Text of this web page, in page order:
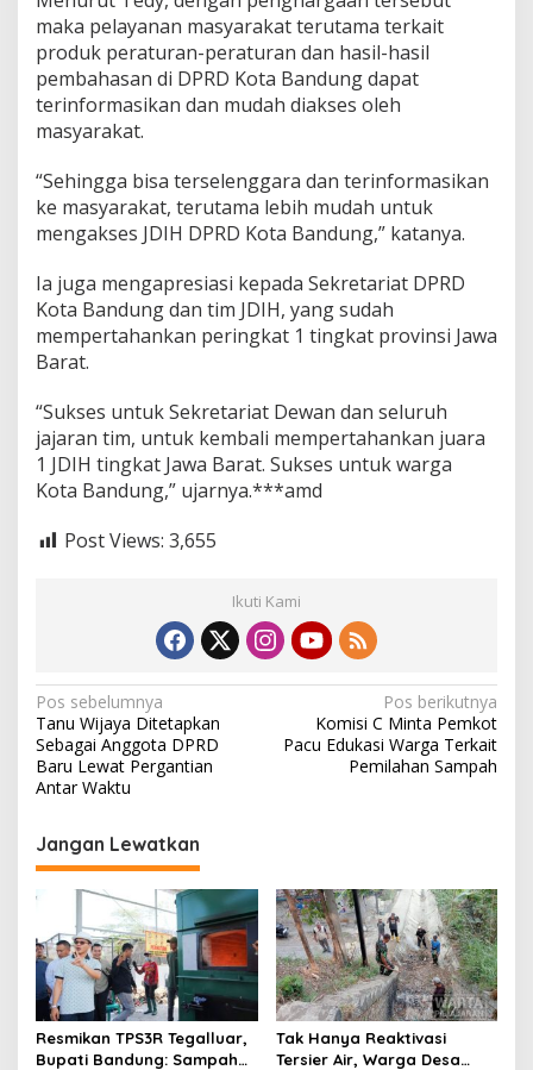
n
g
k
a
n
L
a
n
a
n
o
r
m
a
b
k
maka pelayanan masyarakat terutama terkait
produk peraturan-peraturan dan hasil-hasil
pembahasan di DPRD Kota Bandung dapat
terinformasikan dan mudah diakses oleh
masyarakat.
“Sehingga bisa terselenggara dan terinformasikan
ke masyarakat, terutama lebih mudah untuk
mengakses JDIH DPRD Kota Bandung,” katanya.
Ia juga mengapresiasi kepada Sekretariat DPRD
Kota Bandung dan tim JDIH, yang sudah
mempertahankan peringkat 1 tingkat provinsi Jawa
Barat.
“Sukses untuk Sekretariat Dewan dan seluruh
jajaran tim, untuk kembali mempertahankan juara
1 JDIH tingkat Jawa Barat. Sukses untuk warga
Kota Bandung,” ujarnya.***amd
Post Views: 3,655
Ikuti Kami
N
a
v
i
g
a
s
i
p
o
s
Pos sebelumnya
Tanu Wijaya Ditetapkan
Sebagai Anggota DPRD
Baru Lewat Pergantian
Antar Waktu
Pos berikutnya
Komisi C Minta Pemkot
Pacu Edukasi Warga Terkait
Pemilahan Sampah
Jangan Lewatkan
Resmikan TPS3R Tegalluar,
Bupati Bandung: Sampah
Tak Hanya Reaktivasi
Tersier Air, Warga Desa